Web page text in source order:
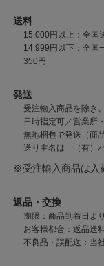
送料
15,000円以上：全国
14,999円以下：全国
350円
発送
受注輸入商品を除き
日時指定可／営業所
無地梱包で発送（商
送り主名は「（有）
※受注輸入商品は入
返品・交換
期限：商品到着日よ
お客様都合：返品送
不良品・誤配送：当